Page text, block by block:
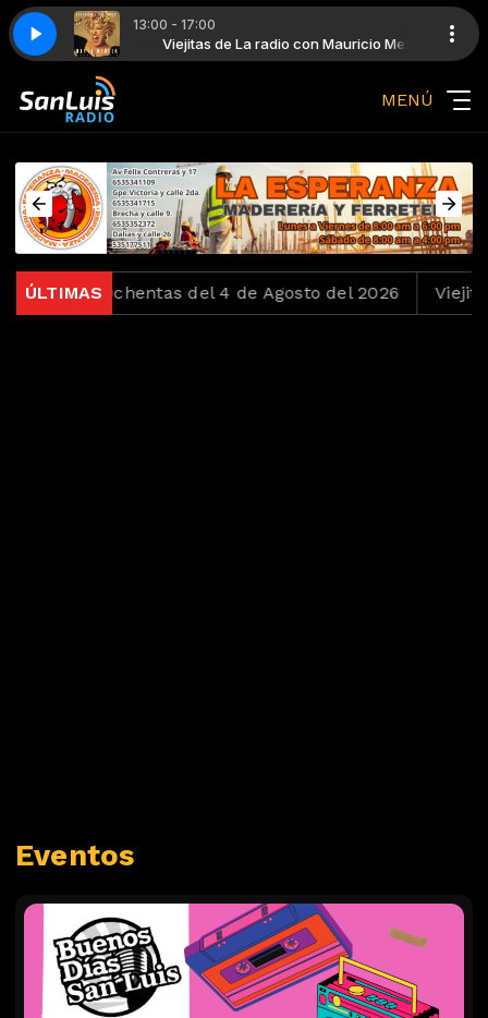
13:00 - 17:00
Mauricio Meza Viejitas de La radio con Mauricio Meza
My Wings Bette Midler - Wind Beneath My Wings
MENÚ
ÚLTIMAS
los Ochentas del 4 de Agosto del 2026 Viejitas
Eventos